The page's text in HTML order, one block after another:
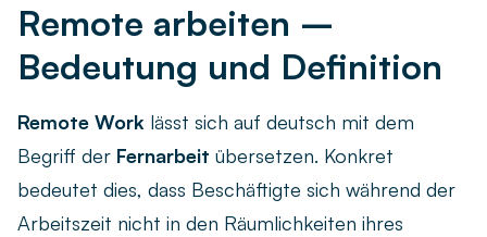
Remote arbeiten –
Bedeutung und Definition
Remote Work lässt sich auf deutsch mit dem
Begriff der Fernarbeit übersetzen. Konkret
bedeutet dies, dass Beschäftigte sich während der
Arbeitszeit nicht in den Räumlichkeiten ihres